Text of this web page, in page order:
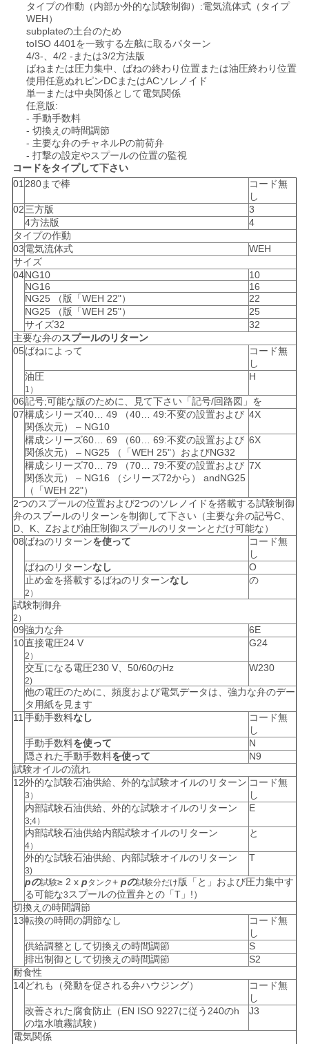
用
を
要
求
し
な
さ
い
地
PRIVACY
POLICY
タイプの作動（内部か外的な試験制御）:電気流体式（タイプ
WEH）
subplateの土台のため
toISO 4401を一致する左舷に取るパターン
4/3-、4/2 -または3/2方法版
ばねまたは圧力集中、ばねの終わり位置または油圧終わり位置
使用任意ぬれピンDCまたはACソレノイド
単一または中央関係として電気関係
任意版:
- 手動手数料
- 切換えの時間調節
- 主要な弁のチャネルPの前荷弁
- 打撃の設定やスプールの位置の監視
コードをタイプして下さい
01280まで棒
コード無
し
02三方版
3
4方法版
4
タイプの作動
03電気流体式
WEH
サイズ
04NG10
10
NG16
16
NG25 （版「WEH 22"）
22
NG25 （版「WEH 25"）
25
サイズ32
32
主要な弁のスプールのリターン
05ばねによって
コード無
し
油圧
1）
H
06記号;可能な版のために、見て下さい「記号/回路図」を
07構成シリーズ40… 49 （40… 49:不変の設置および
関係次元） – NG10
4X
構成シリーズ60… 69 （60… 69:不変の設置および
関係次元） – NG25 （「WEH 25"）およびNG32
6X
構成シリーズ70… 79 （70… 79:不変の設置および
関係次元） – NG16 （シリーズ72から） andNG25
（「WEH 22"）
7X
2つのスプールの位置および2つのソレノイドを搭載する試験制御
弁のスプールのリターンを制御して下さい（主要な弁の記号C、
D、K、Zおよび油圧制御スプールのリターンとだけ可能な）
08ばねのリターンを使って
コード無
し
ばねのリターンなし
O
止め金を搭載するばねのリターンなし
2）
の
試験制御弁
2）
09強力な弁
6E
10直接電圧24 V
2）
G24
交互になる電圧230 V、50/60のHz
2)
W230
他の電圧のために、頻度および電気データは、強力な弁のデー
タ用紙を見ます
11手動手数料なし
コード無
し
手動手数料を使って
N
隠された手動手数料を使って
N9
試験オイルの流れ
12外的な試験石油供給、外的な試験オイルのリターン
3）
コード無
し
内部試験石油供給、外的な試験オイルのリターン
3;4）
E
内部試験石油供給内部試験オイルのリターン
4）
と
外的な試験石油供給、内部試験オイルのリターン
3)
T
pの試験≥ 2 x pタンク+ pの試験分だけ版「と」および圧力集中す
る可能な3スプールの位置弁との「T」!）
切換えの時間調節
13転換の時間の調節なし
コード無
し
供給調整として切換えの時間調節
S
排出制御として切換えの時間調節
S2
耐食性
14どれも（発動を促される弁ハウジング）
コード無
し
改善された腐食防止（EN ISO 9227に従う240のh
の塩水噴霧試験）
J3
電気関係